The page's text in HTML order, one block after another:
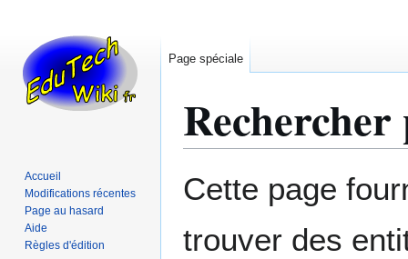
à
navigation
à
recherche
Cette page
trouver des
Page spéciale
Accueil
Modifications récentes
Page au hasard
Aide
Règles d'édition